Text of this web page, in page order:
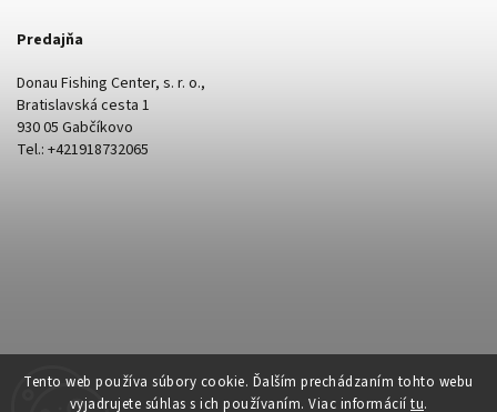
Tento web používa súbory cookie. Ďalším prechádzaním tohto webu
vyjadrujete súhlas s ich používaním. Viac informácií tu.
Predajňa
Donau Fishing Center, s. r. o.,
Bratislavská cesta 1
930 05 Gabčíkovo
Tel.: +421918732065